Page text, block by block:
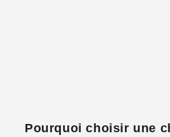
Pourquoi choisir une